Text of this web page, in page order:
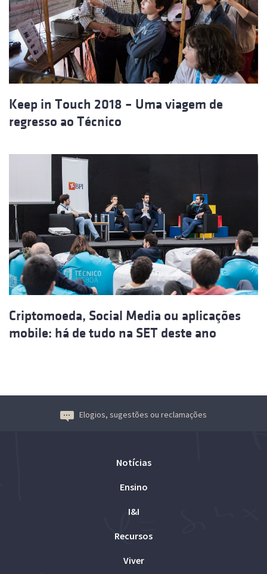
Keep in Touch 2018 – Uma viagem de
regresso ao Técnico
Criptomoeda, Social Media ou aplicações
mobile: há de tudo na SET deste ano
Elogios, sugestões ou reclamações
Notícias
Ensino
I&I
Recursos
Viver